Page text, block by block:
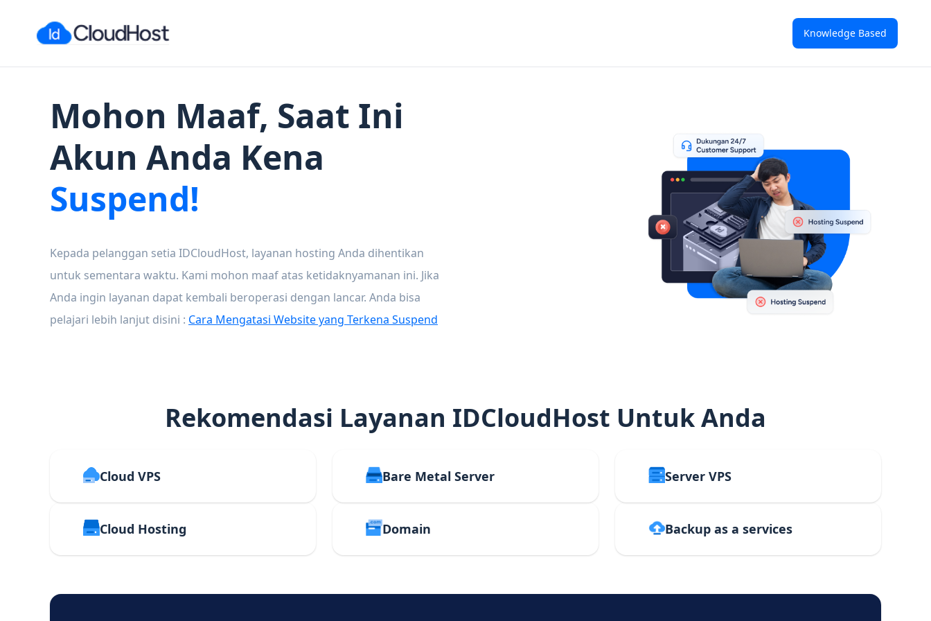
Knowledge Based
Mohon Maaf, Saat Ini
Akun Anda Kena
Suspend!
Kepada pelanggan setia IDCloudHost, layanan hosting Anda dihentikan
untuk sementara waktu. Kami mohon maaf atas ketidaknyamanan ini. Jika
Anda ingin layanan dapat kembali beroperasi dengan lancar. Anda bisa
pelajari lebih lanjut disini : Cara Mengatasi Website yang Terkena Suspend
Rekomendasi Layanan IDCloudHost Untuk Anda
Cloud VPS Bare Metal Server Server VPS
Cloud Hosting Domain Backup as a services